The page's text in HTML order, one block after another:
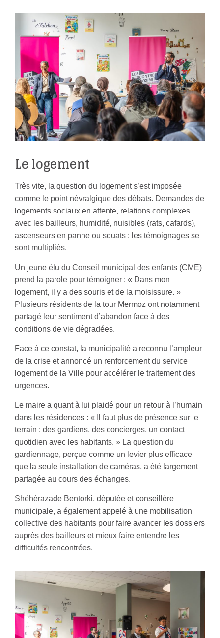
Le logement
Très vite, la question du logement s’est imposée
comme le point névralgique des débats. Demandes de
logements sociaux en attente, relations complexes
avec les bailleurs, humidité, nuisibles (rats, cafards),
ascenseurs en panne ou squats : les témoignages se
sont multipliés.
Un jeune élu du Conseil municipal des enfants (CME)
prend la parole pour témoigner : « Dans mon
logement, il y a des souris et de la moisissure. »
Plusieurs résidents de la tour Mermoz ont notamment
partagé leur sentiment d’abandon face à des
conditions de vie dégradées.
Face à ce constat, la municipalité a reconnu l’ampleur
de la crise et annoncé un renforcement du service
logement de la Ville pour accélérer le traitement des
urgences.
Le maire a quant à lui plaidé pour un retour à l’humain
dans les résidences : « Il faut plus de présence sur le
terrain : des gardiens, des concierges, un contact
quotidien avec les habitants. » La question du
gardiennage, perçue comme un levier plus efficace
que la seule installation de caméras, a été largement
partagée au cours des échanges.
Shéhérazade Bentorki, députée et conseillère
municipale, a également appelé à une mobilisation
collective des habitants pour faire avancer les dossiers
auprès des bailleurs et mieux faire entendre les
difficultés rencontrées.